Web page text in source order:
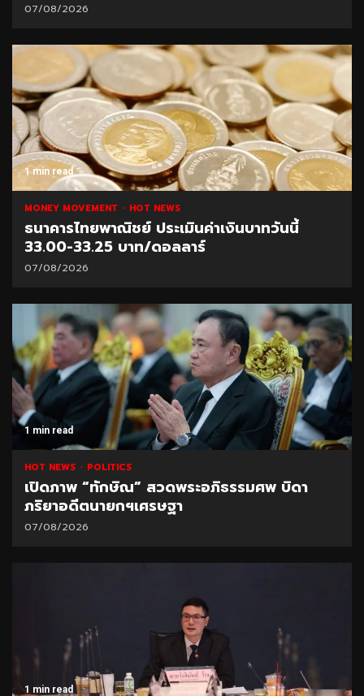
07/08/2026
1 min read
MONEY MOVEMENT HOT NEWS
ธนาคารไทยพาณิชย์ ประเมินค่าเงินบาทวันนี้
33.00-33.25 บาท/ดอลลาร์
07/08/2026
1 min read
HOT NEWS POLITICS
เปิดภาพ “ทักษิณ” สวดพระอภิธรรมศพ บิดา
ภริยาอดีตนายกฯเศรษฐา
07/08/2026
1 min read